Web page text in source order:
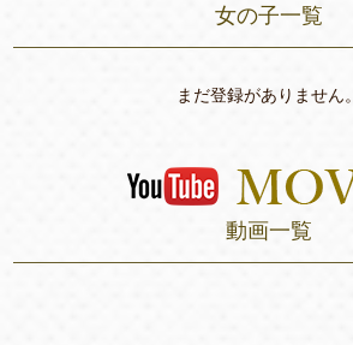
女の子一覧
まだ登録がありません。
動画一覧